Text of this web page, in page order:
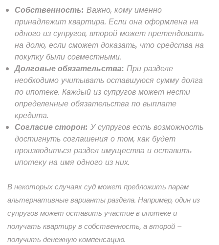
Собственность: Важно, кому именно
принадлежит квартира. Если она оформлена на
одного из супругов, второй может претендовать
на долю, если сможет доказать, что средства на
покупку были совместными.
Долговые обязательства: При разделе
необходимо учитывать оставшуюся сумму долга
по ипотеке. Каждый из супругов может нести
определенные обязательства по выплате
кредита.
Согласие сторон: У супругов есть возможность
достигнуть соглашения о том, как будет
производиться раздел имущества и оставить
ипотеку на имя одного из них.
В некоторых случаях суд может предложить парам
альтернативные варианты раздела. Например, один из
супругов может оставить участие в ипотеке и
получать квартиру в собственность, а второй –
получить денежную компенсацию.